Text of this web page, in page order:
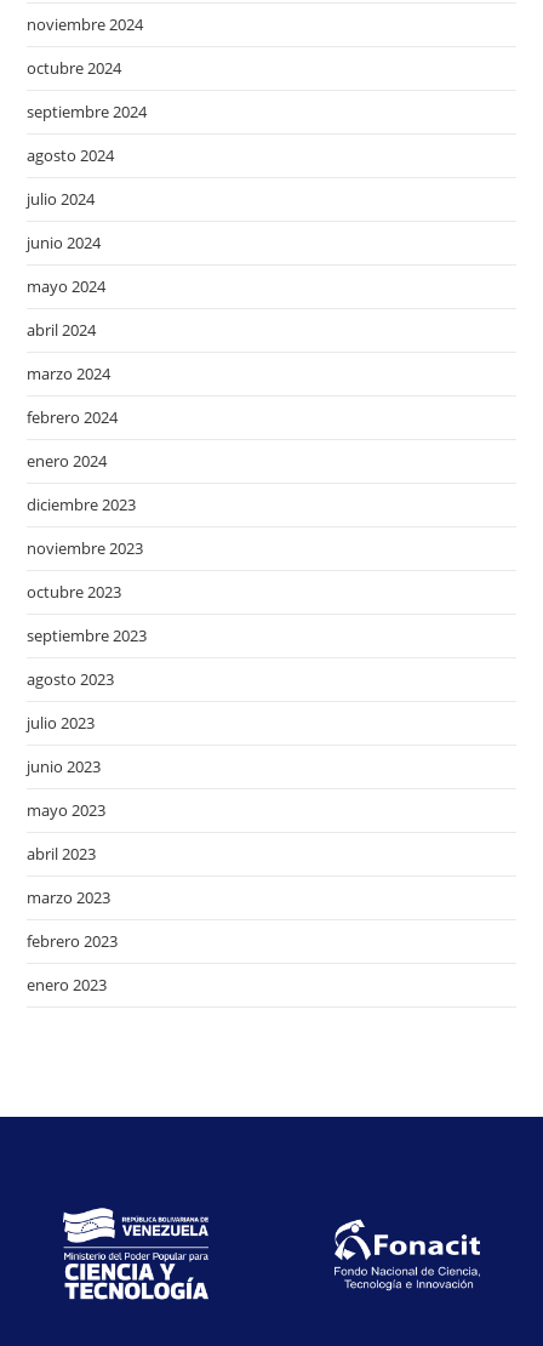
noviembre 2024
octubre 2024
septiembre 2024
agosto 2024
julio 2024
junio 2024
mayo 2024
abril 2024
marzo 2024
febrero 2024
enero 2024
diciembre 2023
noviembre 2023
octubre 2023
septiembre 2023
agosto 2023
julio 2023
junio 2023
mayo 2023
abril 2023
marzo 2023
febrero 2023
enero 2023